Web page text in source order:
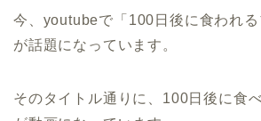
今、youtubeで「100日後に食われ
が話題になっています。
そのタイトル通りに、100日後に食